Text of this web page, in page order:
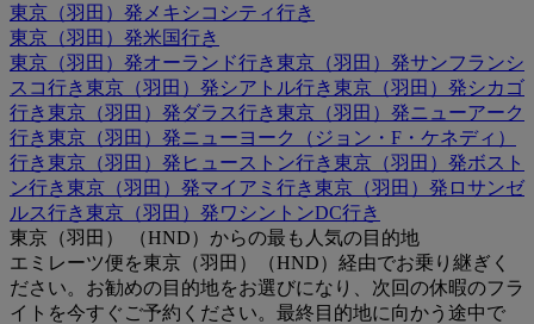
東京（羽田）発メキシコシティ行き
東京（羽田）発米国行き
東京（羽田）発オーランド行き東京（羽田）発サンフランシ
スコ行き東京（羽田）発シアトル行き東京（羽田）発シカゴ
行き東京（羽田）発ダラス行き東京（羽田）発ニューアーク
行き東京（羽田）発ニューヨーク（ジョン・F・ケネディ）
行き東京（羽田）発ヒューストン行き東京（羽田）発ボスト
ン行き東京（羽田）発マイアミ行き東京（羽田）発ロサンゼ
ルス行き東京（羽田）発ワシントンDC行き
東京（羽田） （HND）からの最も人気の目的地
エミレーツ便を東京（羽田）（HND）経由でお乗り継ぎく
ださい。お勧めの目的地をお選びになり、次回の休暇のフラ
イトを今すぐご予約ください。最終目的地に向かう途中で